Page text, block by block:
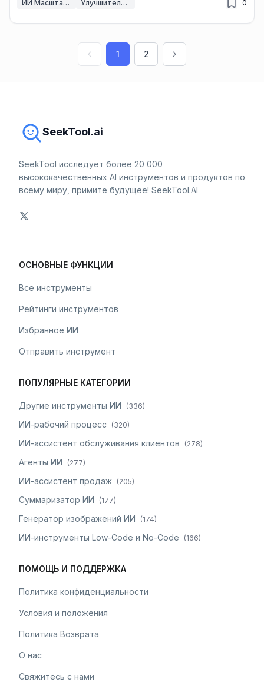
ИИ Масштабировщик Изображений Улучшитель изображений ИИ 0
1 2
SeekTool.ai
SeekTool исследует более 20 000
высококачественных AI инструментов и продуктов по
всему миру, примите будущее! SeekTool.AI
ОСНОВНЫЕ ФУНКЦИИ
Все инструменты
Рейтинги инструментов
Избранное ИИ
Отправить инструмент
ПОПУЛЯРНЫЕ КАТЕГОРИИ
Другие инструменты ИИ (336)
ИИ-рабочий процесс (320)
ИИ-ассистент обслуживания клиентов (278)
Агенты ИИ (277)
ИИ-ассистент продаж (205)
Суммаризатор ИИ (177)
Генератор изображений ИИ (174)
ИИ-инструменты Low-Code и No-Code (166)
ПОМОЩЬ И ПОДДЕРЖКА
Политика конфиденциальности
Условия и положения
Политика Возврата
О нас
Свяжитесь с нами